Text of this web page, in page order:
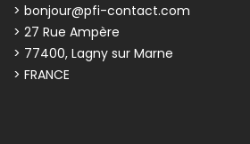
> bonjour@pfi-contact.com
> 27 Rue Ampère
> 77400, Lagny sur Marne
> FRANCE